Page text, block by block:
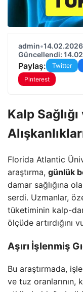
admin•
Güncellendi:
Paylaş: Twitter
Pinterest
Kalp
Florida Atlantic
araştırma, günlük
damar sağlığına
serdi. Uzmanlar,
tüketiminin kalp-
ölçüde artırdığını
Aşırı İşlenmiş
Bu araştırmada,
ve tuz oranlarının,